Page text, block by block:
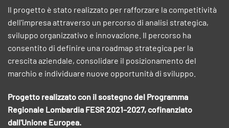
Il progetto è stato realizzato per rafforzare la competitività
dell'impresa attraverso un percorso di analisi strategica,
sviluppo organizzativo e innovazione. Il percorso ha
consentito di definire una roadmap strategica per la
crescita aziendale, consolidare il posizionamento del
marchio e individuare nuove opportunità di sviluppo.
Progetto realizzato con il sostegno del Programma
Regionale Lombardia FESR 2021–2027, cofinanziato
dall'Unione Europea.